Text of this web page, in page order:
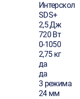
Интерскол
SDS+
2,5 Дж
720 Вт
0-1050
2,75 кг
да
да
3 режима
24 мм